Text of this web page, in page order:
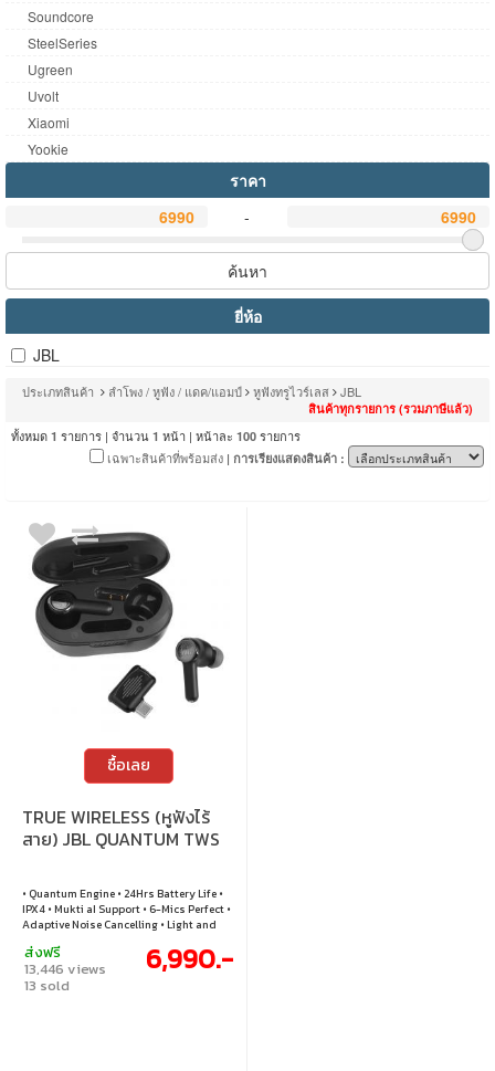
Soundcore
SteelSeries
Ugreen
Uvolt
Xiaomi
Yookie
ราคา
-
ค้นหา
ยี่ห้อ
JBL
ประเภทสินค้า ลำโพง / หูฟัง / แดค/แอมป์ หูฟังทรูไวร์เลส JBL
สินค้าทุกรายการ (รวมภาษีแล้ว)
ทั้งหมด 1 รายการ | จำนวน 1 หน้า | หน้าละ 100 รายการ
เฉพาะสินค้าที่พร้อมส่ง | การเรียงแสดงสินค้า :
ซื้อเลย
TRUE WIRELESS (หูฟังไร้
สาย) JBL QUANTUM TWS
• Quantum Engine • 24Hrs Battery Life •
IPX4 • Mukti aI Support • 6-Mics Perfect •
Adaptive Noise Cancelling • Light and
ส่งฟรี
13,446 views
13 sold
6,990.-